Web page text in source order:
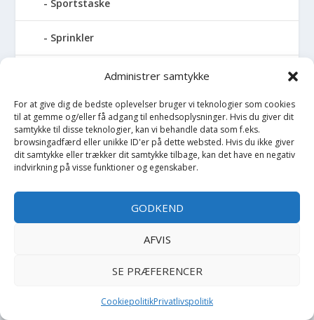
Administrer samtykke
For at give dig de bedste oplevelser bruger vi teknologier som cookies
til at gemme og/eller få adgang til enhedsoplysninger. Hvis du giver dit
samtykke til disse teknologier, kan vi behandle data som f.eks.
browsingadfærd eller unikke ID'er på dette websted. Hvis du ikke giver
dit samtykke eller trækker dit samtykke tilbage, kan det have en negativ
indvirkning på visse funktioner og egenskaber.
GODKEND
AFVIS
SE PRÆFERENCER
CookiepolitikPrivatlivspolitik
Sportstaske
Sprinkler
Stablelegetøj
Stofble
Stofbog
Stol
Strømpebukser